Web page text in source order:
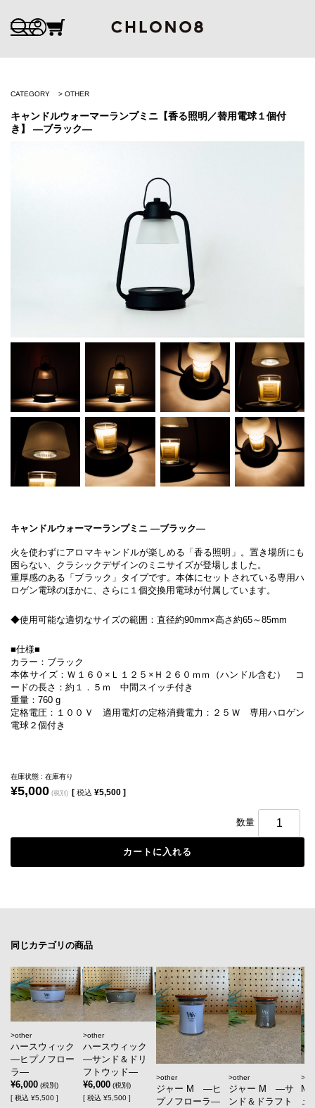
CATEGORY OTHER
キャンドルウォーマーランプミニ【香る照明／替用電球１個付
き】 ―ブラック―
キャンドルウォーマーランプミニ ―ブラック―
火を使わずにアロマキャンドルが楽しめる「香る照明」。置き場所にも
困らない、クラシックデザインのミニサイズが登場しました。
重厚感のある「ブラック」タイプです。本体にセットされている専用ハ
ロゲン電球のほかに、さらに１個交換用電球が付属しています。
◆使用可能な適切なサイズの範囲：直径約90mm×高さ約65～85mm
■仕様■
カラー：ブラック
本体サイズ：Ｗ１６０×Ｌ１２５×Ｈ２６０ｍｍ（ハンドル含む） コ
ードの長さ：約１．５ｍ 中間スイッチ付き
重量：760 g
定格電圧：１００Ｖ 適用電灯の定格消費電力：２５Ｗ 専用ハロゲン
電球２個付き
在庫状態 : 在庫有り
¥5,000 (税別) [ 税込 ¥5,500 ]
数量
同じカテゴリの商品
other
ハースウィック
―ヒプノフロー
ラ―
¥6,000 (税別)
[ 税込 ¥5,500 ]
other
ハースウィック
―サンド＆ドリ
フトウッド―
¥6,000 (税別)
[税込 ¥5,500 ]
other
ジャー M ―ヒ
プノフローラ―
other
ジャー M ―サ
ンド＆ドラフト
ュ